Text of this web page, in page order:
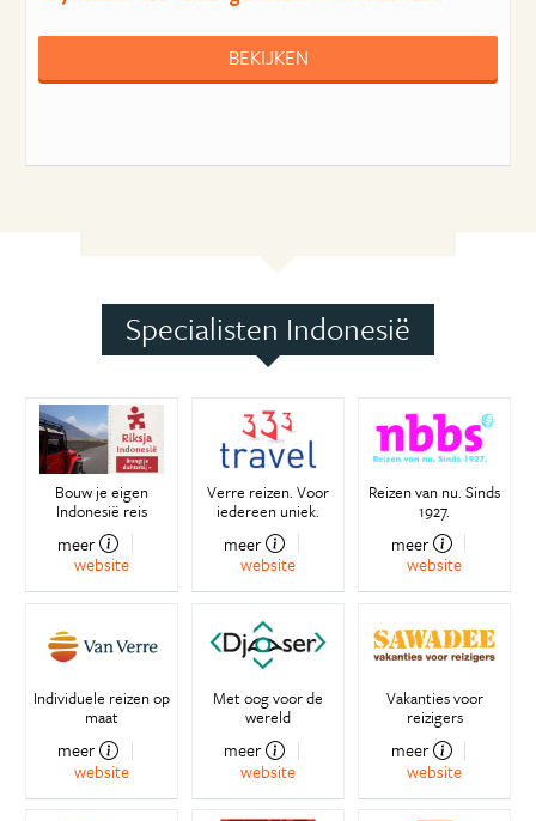
BEKIJKEN
Specialisten Indonesië
Bouw je eigen
Indonesië reis
meer
website
Verre reizen. Voor
iedereen uniek.
meer
website
Reizen van nu. Sinds
1927.
meer
website
Individuele reizen op
maat
meer
website
Met oog voor de
wereld
meer
website
Vakanties voor
reizigers
meer
website